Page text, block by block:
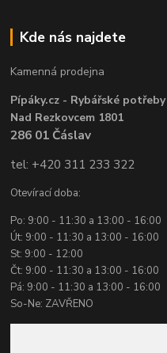
Kde nás najdete
Kamenná prodejna
Pípáky.cz - Rybářské potřeby
Nad Rezkovcem 1801
286 01 Čáslav
tel: +420 311 233 322
Otevírací doba:
Po: 9:00 - 11:30 a 13:00 - 16:00
Út: 9:00 - 11:30 a 13:00 - 16:00
St: 9:00 - 12:00
Čt: 9:00 - 11:30 a 13:00 - 16:00
Pá: 9:00 - 11:30 a 13:00 - 16:00
So-Ne: ZAVŘENO